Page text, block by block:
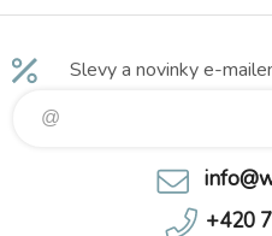
Slevy a novinky e-
+420